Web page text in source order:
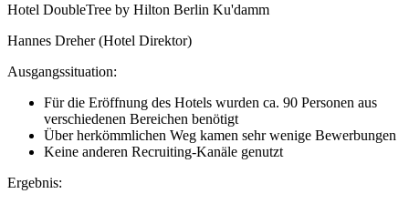
Hotel DoubleTree by Hilton Berlin Ku'damm
Hannes Dreher (Hotel Direktor)
Ausgangssituation:
Für die Eröffnung des Hotels wurden ca. 90 Personen aus
verschiedenen Bereichen benötigt
Über herkömmlichen Weg kamen sehr wenige Bewerbungen
Keine anderen Recruiting-Kanäle genutzt
Ergebnis: